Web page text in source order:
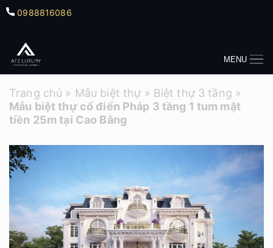
0988816086
MENU
Trang chủ » Mẫu biệt thự» Biệt thự 3 tầng »
Mẫu biệt thự cổ điển Pháp 3 tầng 1 tum mặt
tiền 25m tại Cao Bằng